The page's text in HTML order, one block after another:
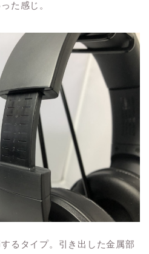
た感じ。
るタイプ。引き出した金属部